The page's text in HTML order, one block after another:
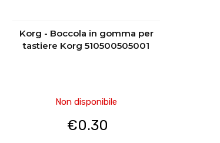
Korg - Boccola in gomma per
tastiere Korg 510500505001
Non disponibile
€0.30